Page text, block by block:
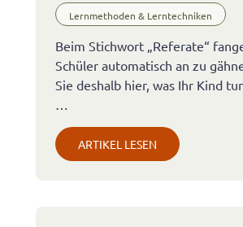
Lernmethoden & Lerntechniken
Beim Stichwort „Referate“
Schüler automatisch an zu
Sie deshalb hier, was Ihr Kind
ARTIKEL LESEN